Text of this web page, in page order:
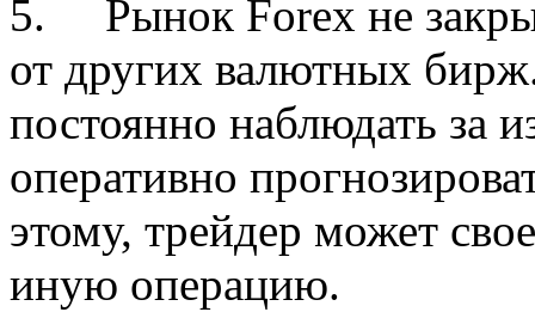
5. Рынок Forex не
от других валютных
постоянно наблюдать за
оперативно
этому, трейдер может
иную операцию.